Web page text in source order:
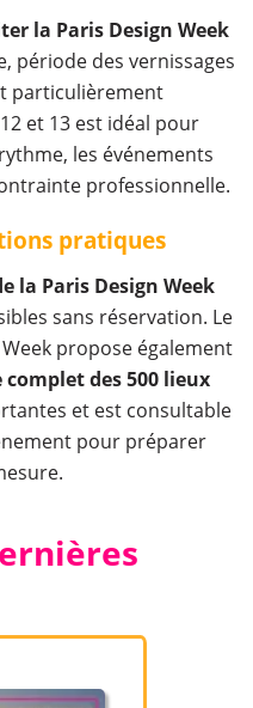
la Paris Design Week
période des vernissages
particulièrement
et 13 est idéal pour
les événements
professionnelle.
pratiques
la Paris Design Week
sans réservation. Le
propose également
des 500 lieux
et est consultable
pour préparer